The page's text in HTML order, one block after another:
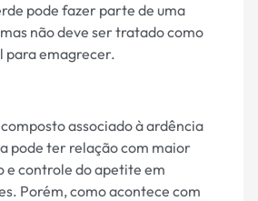
pode fazer parte de uma
não deve ser tratado como
para emagrecer.
associado à ardência
pode ter relação com maior
e controle do apetite em
Porém, como acontece com